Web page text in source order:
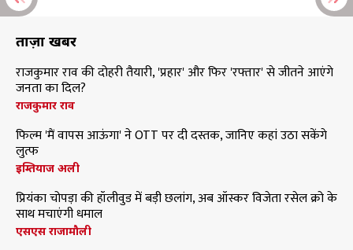
ताज़ा खबरें
राजकुमार राव की दोहरी तैयारी, 'प्रहार' और फिर 'रफ्तार' से जीतने आएंगे
जनता का दिल?
राजकुमार राव
फिल्म 'मैं वापस आऊंगा' ने OTT पर दी दस्तक, जानिए कहां उठा सकेंगे
लुत्फ
इम्तियाज अली
प्रियंका चोपड़ा की हॉलीवुड में बड़ी छलांग, अब ऑस्कर विजेता रसेल क्रो के
साथ मचाएंगी धमाल
एसएस राजामौली